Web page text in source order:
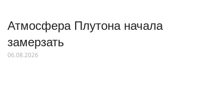
Атмосфера Плутона начала
замерзать
06.08.2026